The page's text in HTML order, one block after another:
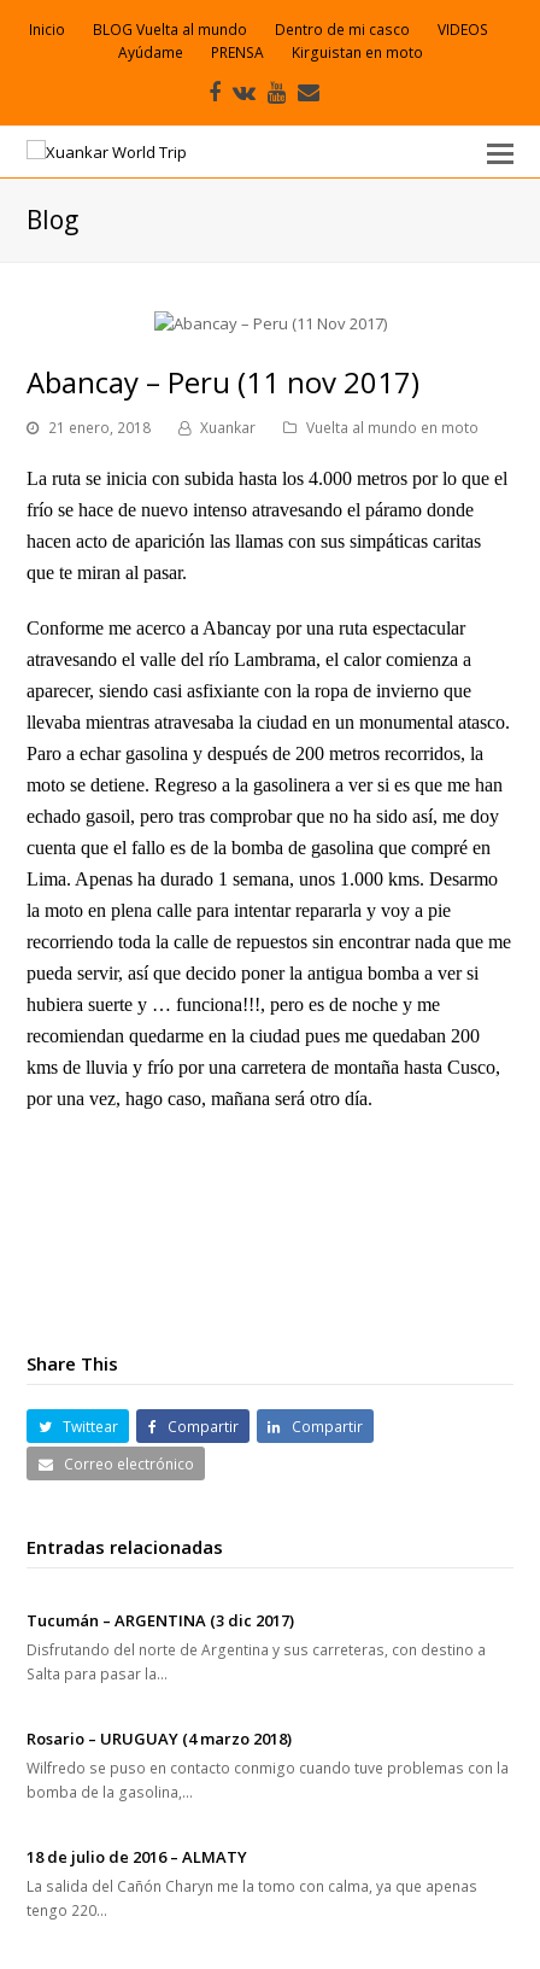
Inicio BLOG Vuelta al mundo Dentro de mi casco
VIDEOS
Ayúdame
PRENSA Kirguistan en moto
Facebook
VK Youtube
electrónico
Blog
Abancay – Peru (11 nov 2017)
21 enero, 2018 Xuankar Vuelta al mundo en moto
La ruta se inicia con subida hasta los 4.000 metros por lo que el
frío se hace de nuevo intenso atravesando el páramo donde
hacen acto de aparición las llamas con sus simpáticas caritas
que te miran al pasar.
Conforme me acerco a Abancay por una ruta espectacular
atravesando el valle del río Lambrama, el calor comienza a
aparecer, siendo casi asfixiante con la ropa de invierno que
llevaba mientras atravesaba la ciudad en un monumental atasco.
Paro a echar gasolina y después de 200 metros recorridos, la
moto se detiene. Regreso a la gasolinera a ver si es que me han
echado gasoil, pero tras comprobar que no ha sido así, me doy
cuenta que el fallo es de la bomba de gasolina que compré en
Lima. Apenas ha durado 1 semana, unos 1.000 kms. Desarmo
la moto en plena calle para intentar repararla y voy a pie
recorriendo toda la calle de repuestos sin encontrar nada que me
pueda servir, así que decido poner la antigua bomba a ver si
hubiera suerte y … funciona!!!, pero es de noche y me
recomiendan quedarme en la ciudad pues me quedaban 200
kms de lluvia y frío por una carretera de montaña hasta Cusco,
por una vez, hago caso, mañana será otro día.
Share This
Twittear Compartir
Compartir
Correo electrónico
Entradas relacionadas
Tucumán – ARGENTINA (3 dic 2017)
Disfrutando del norte de Argentina y sus carreteras, con destino a
Salta para pasar la…
Rosario – URUGUAY (4 marzo 2018)
Wilfredo se puso en contacto conmigo cuando tuve problemas con la
bomba de la gasolina,…
18 de julio de 2016 – ALMATY
La salida del Cañón Charyn me la tomo con calma, ya que apenas
tengo 220…